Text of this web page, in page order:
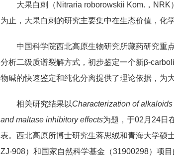
大果白刺（Nitraria roborowskii Kom.，
为止，大果白刺的研究主要集中在生态价值，化
中国科学院西北高原生物研究所藏药研究重
分析二级质谱裂解方式，初步鉴定一个新β-
物碱的快速鉴定和纯化分离提供了理论依据，为
相关研究结果以Characterization of
and maltase inhibitory effects为题，于02月24日
表。西北高原所博士研究生蒋思绒和青海大学硕
ZJ-908）和国家自然科学基金（31900298）项目